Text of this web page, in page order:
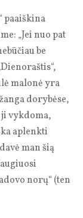
paaiškina
„Jei nuo pat
be
malonė yra
dorybėse,
vykdoma,
aplenkti
man šią
norų“ (ten